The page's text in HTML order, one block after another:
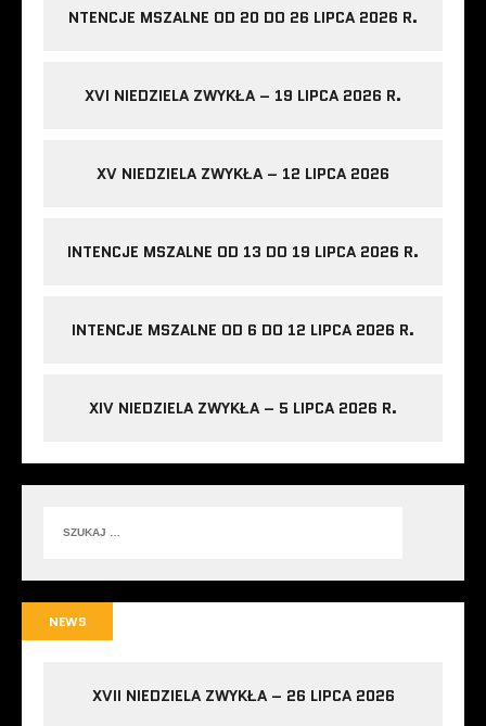
NTENCJE MSZALNE OD 20 DO 26 LIPCA 2026 R.
XVI NIEDZIELA ZWYKŁA – 19 LIPCA 2026 R.
XV NIEDZIELA ZWYKŁA – 12 LIPCA 2026
INTENCJE MSZALNE OD 13 DO 19 LIPCA 2026 R.
INTENCJE MSZALNE OD 6 DO 12 LIPCA 2026 R.
XIV NIEDZIELA ZWYKŁA – 5 LIPCA 2026 R.
NEWS
XVII NIEDZIELA ZWYKŁA – 26 LIPCA 2026